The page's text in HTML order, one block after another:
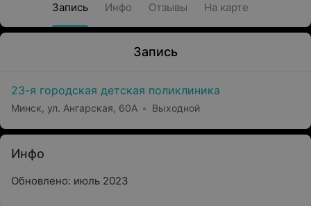
Запись Инфо Отзывы На карте
Запись
23-я городская детская поликлиника
Минск, ул. Ангарская, 60А Выходной
Инфо
Обновлено: июль 2023